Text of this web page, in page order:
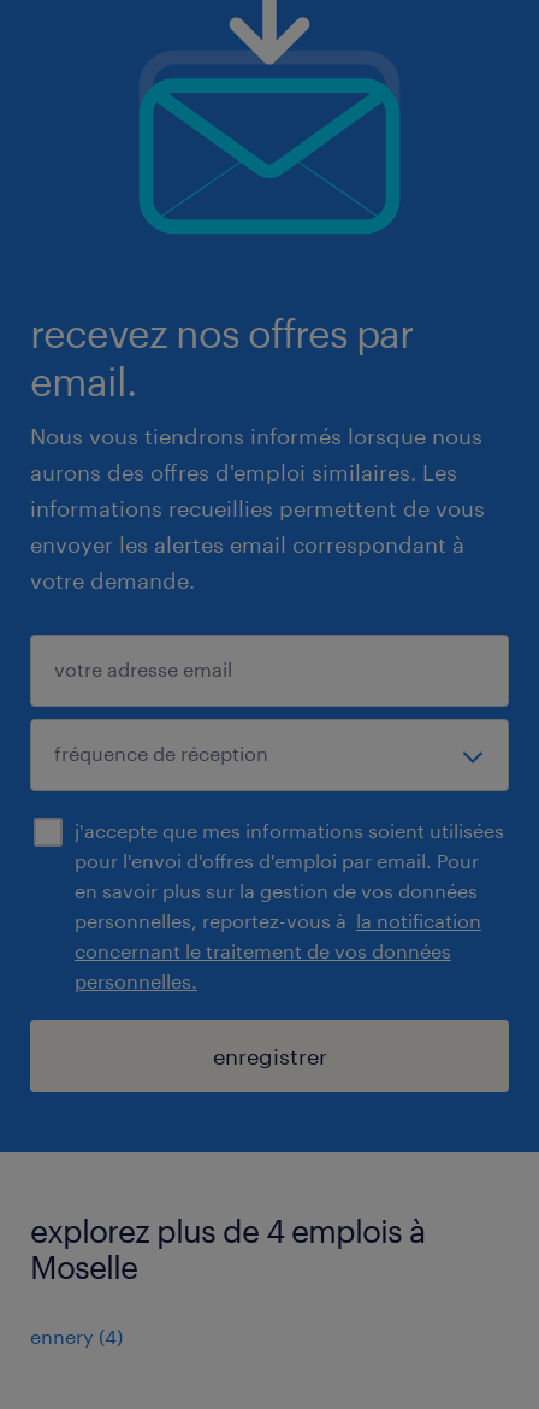
recevez nos offres par
email.
Nous vous tiendrons informés lorsque nous
aurons des offres d'emploi similaires. Les
informations recueillies permettent de vous
envoyer les alertes email correspondant à
votre demande.
j'accepte que mes informations soient utilisées
pour l'envoi d'offres d'emploi par email. Pour
en savoir plus sur la gestion de vos données
personnelles, reportez-vous à la notification
concernant le traitement de vos données
personnelles.
enregistrer
explorez plus de 4 emplois à
Moselle
ennery (4)